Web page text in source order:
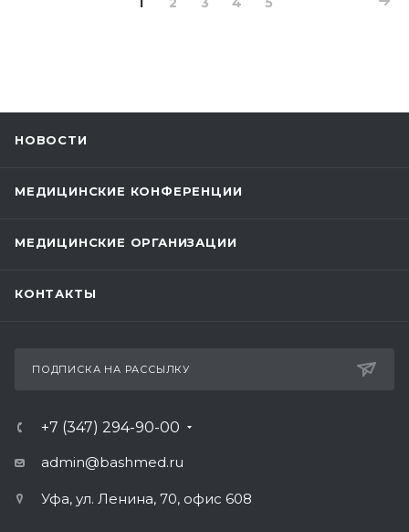
НОВОСТИ
МЕДИЦИНСКИЕ КОНФЕРЕНЦИИ
МЕДИЦИНСКИЕ ОРГАНИЗАЦИИ
КОНТАКТЫ
ПОДПИСКА НА РАССЫЛКУ
+7 (347) 294-90-00
admin@bashmed.ru
Уфа, ул. Ленина, 70, офис 608